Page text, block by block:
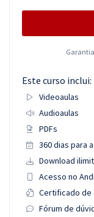
Este curso inclui:
Videoaulas
Audioaulas
PDFs
360 dias para
Download
Acesso no
Certificado de
Fórum de